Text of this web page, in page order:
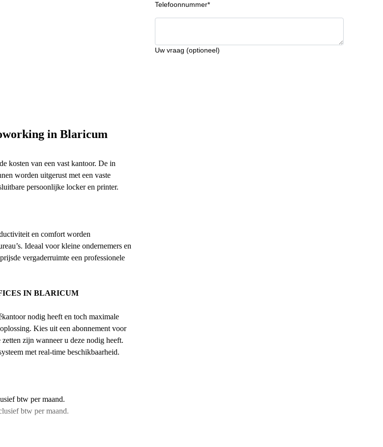
Telefoonnummer*
Uw vraag (optioneel)
in Blaricum
kosten van een vast kantoor. De in
worden uitgerust met een vaste
persoonlijke locker en printer.
en comfort worden
Ideaal voor kleine ondernemers en
vergaderruimte een professionele
IN BLARICUM
nodig heeft en toch maximale
Kies uit een abonnement voor
zijn wanneer u deze nodig heeft.
met real-time beschikbaarheid.
btw per maand.
btw per maand.